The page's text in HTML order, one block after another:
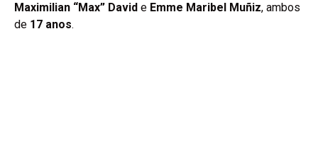
Maximilian “Max” David e Emme Maribel Muñiz, ambos
de 17 anos.